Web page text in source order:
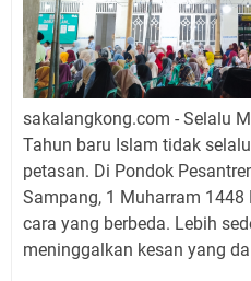
sakalangkong.com - Selalu
Tahun baru Islam tidak
petasan. Di Pondok
Sampang, 1 Muharram
cara yang berbeda. Lebih
meninggalkan kesan yang